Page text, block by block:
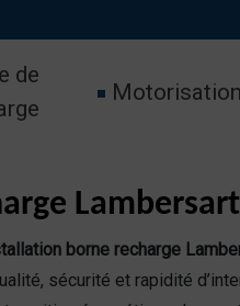
de
Motorisation
borne recharge
sécurité et rapidité